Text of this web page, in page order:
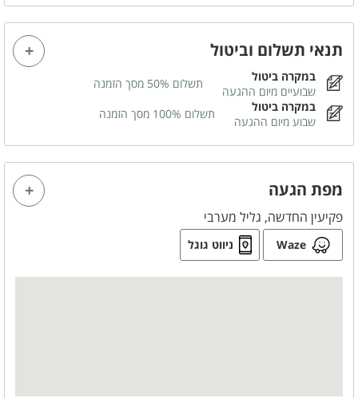
הצעות נישואין
ציבור דתי
מטבח מאובזר
מיקרוגל
תמי 4
תנור אפייה
מקרר
סירים ומחבתות
משחקי שולחן
תנאי תשלום וביטול
במקרה ביטול
שבועיים מיום ההגעה
תשלום 50% מסך הזמנה
במקרה ביטול
שבוע מיום ההגעה
תשלום 100% מסך הזמנה
מפת הגעה
פקיעין החדשה, גליל מערבי
Waze ניווט גוגל